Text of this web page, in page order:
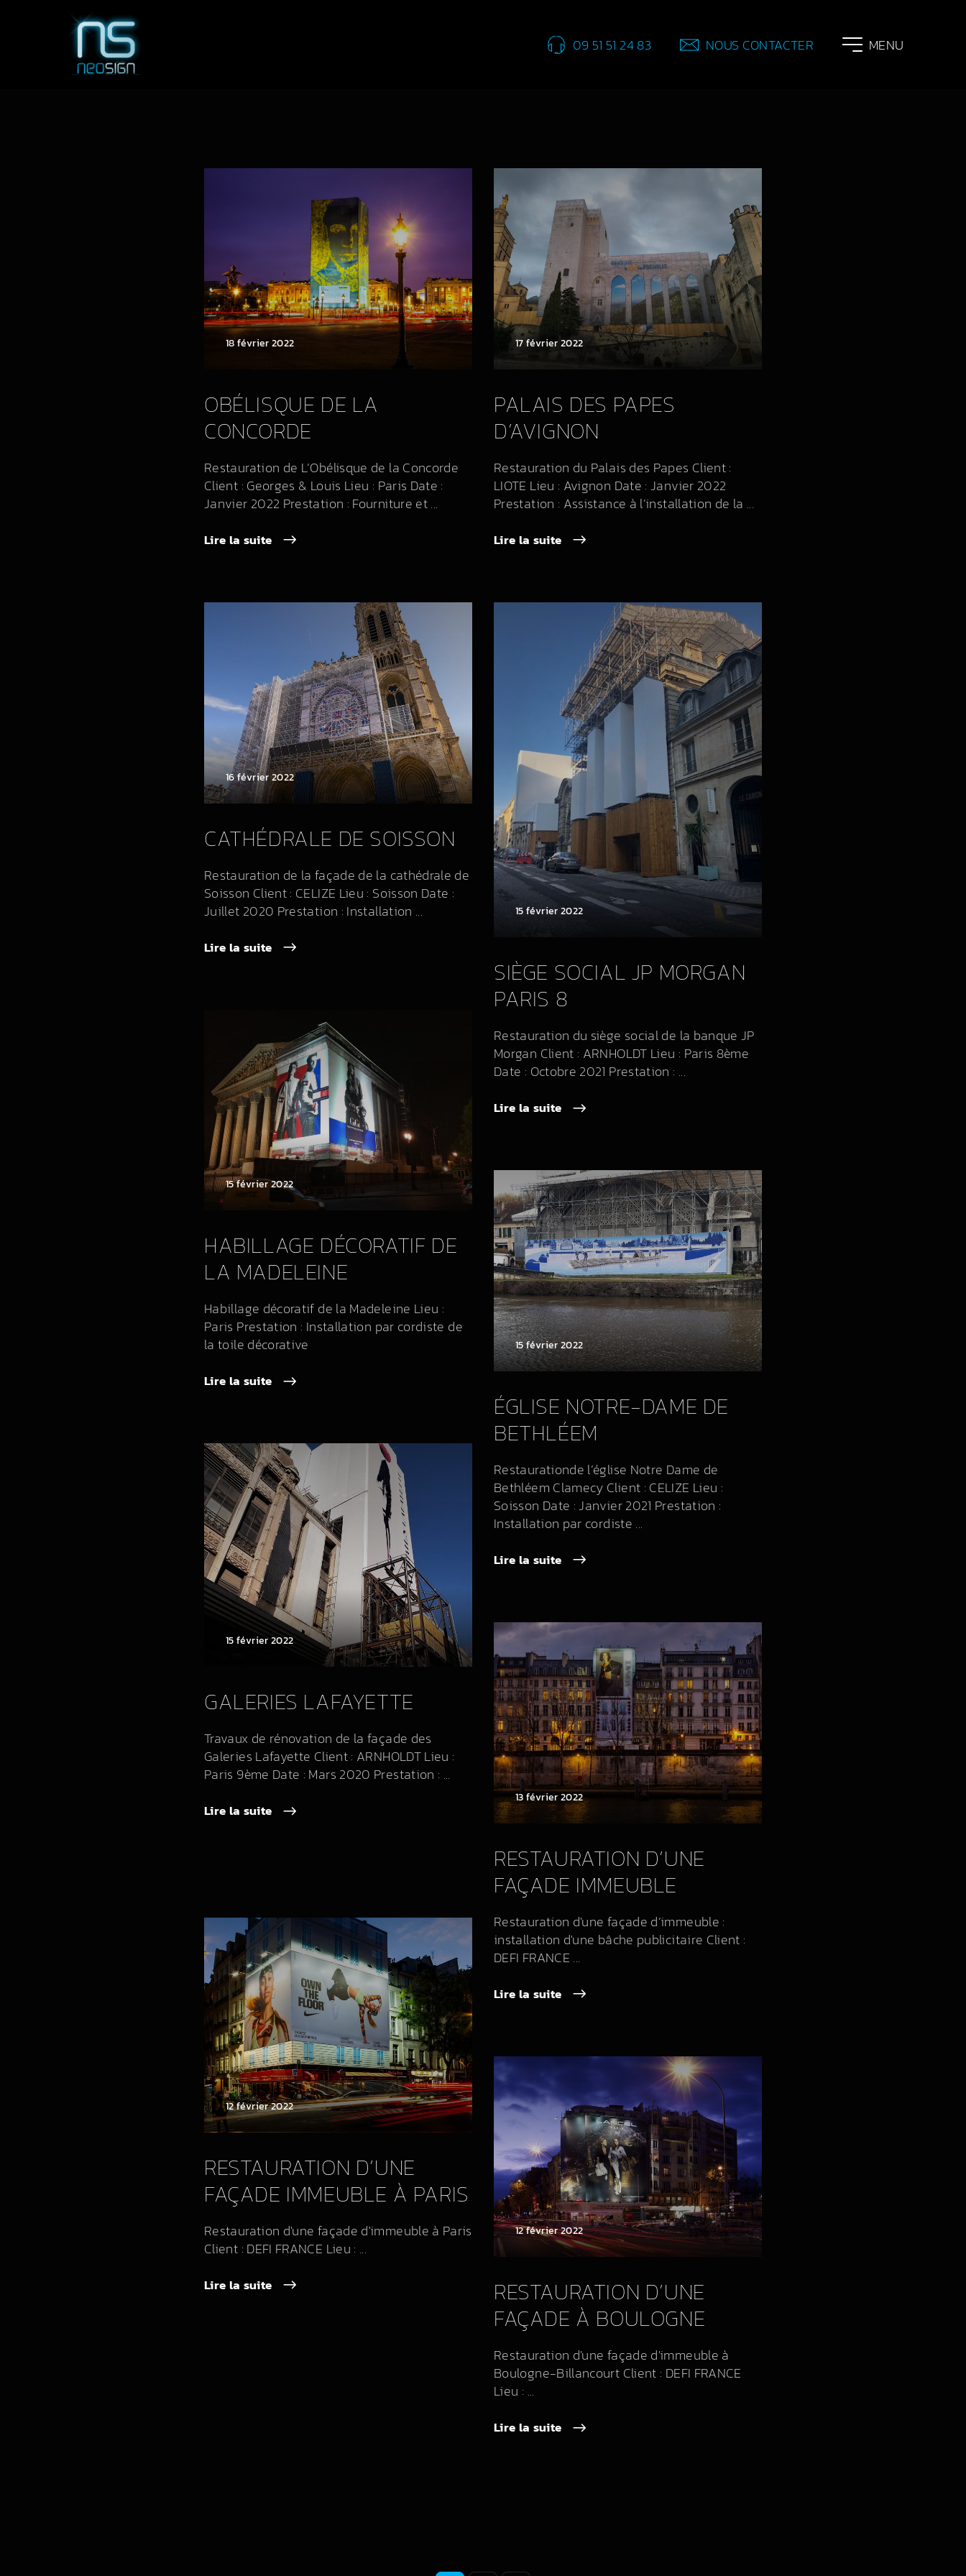
09 51 51 24 83 NOUS CONTACTER MENU
18 février 2022
OBÉLISQUE DE LA
CONCORDE
Restauration de L’Obélisque de la Concorde
Client : Georges & Louis Lieu : Paris Date :
Janvier 2022 Prestation : Fourniture et ...
Lire la suite
17 février 2022
PALAIS DES PAPES
D’AVIGNON
Restauration du Palais des Papes Client :
LIOTE Lieu : Avignon Date : Janvier 2022
Prestation : Assistance à l’installation de la ...
Lire la suite
16 février 2022
CATHÉDRALE DE SOISSON
Restauration de la façade de la cathédrale de
Soisson Client : CELIZE Lieu : Soisson Date :
Juillet 2020 Prestation : Installation ...
Lire la suite
15 février 2022
SIÈGE SOCIAL JP MORGAN
PARIS 8
Restauration du siège social de la banque JP
Morgan Client : ARNHOLDT Lieu : Paris 8ème
Date : Octobre 2021 Prestation : ...
Lire la suite
15 février 2022
HABILLAGE DÉCORATIF DE
LA MADELEINE
Habillage décoratif de la Madeleine Lieu :
Paris Prestation : Installation par cordiste de
la toile décorative
Lire la suite
15 février 2022
ÉGLISE NOTRE-DAME DE
BETHLÉEM
Restaurationde l’église Notre Dame de
Bethléem Clamecy Client : CELIZE Lieu :
Soisson Date : Janvier 2021 Prestation :
Installation par cordiste ...
Lire la suite
15 février 2022
GALERIES LAFAYETTE
Travaux de rénovation de la façade des
Galeries Lafayette Client : ARNHOLDT Lieu :
Paris 9ème Date : Mars 2020 Prestation : ...
Lire la suite
13 février 2022
RESTAURATION D’UNE
FAÇADE IMMEUBLE
Restauration d'une façade d’immeuble :
installation d'une bâche publicitaire Client :
DEFI FRANCE ...
Lire la suite
12 février 2022
RESTAURATION D’UNE
FAÇADE IMMEUBLE À PARIS
Restauration d'une façade d'immeuble à Paris
Client : DEFI FRANCE Lieu : ...
Lire la suite
12 février 2022
RESTAURATION D’UNE
FAÇADE À BOULOGNE
Restauration d'une façade d'immeuble à
Boulogne-Billancourt Client : DEFI FRANCE
Lieu : ...
Lire la suite